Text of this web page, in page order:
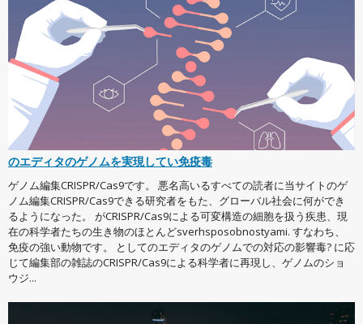
のエディタのゲノムを実現してい免疫毒
ゲノム編集CRISPR/Cas9です。 悪名高いるすべての読者に当サイトのゲ
ノム編集CRISPR/Cas9できる研究者をもた、グローバル社会に何ができ
るようになった。 がCRISPR/Cas9による可変構造の細胞を扱う疾患、現
在の科学者たちの生き物のほとんどsverhsposobnostyami. すなわち、
免疫の強い動物です。 としてのエディタのゲノムでの対応の影響毒? に応
じて編集部の雑誌のCRISPR/Cas9による科学者に再現し、ゲノムのショ
ウジ...